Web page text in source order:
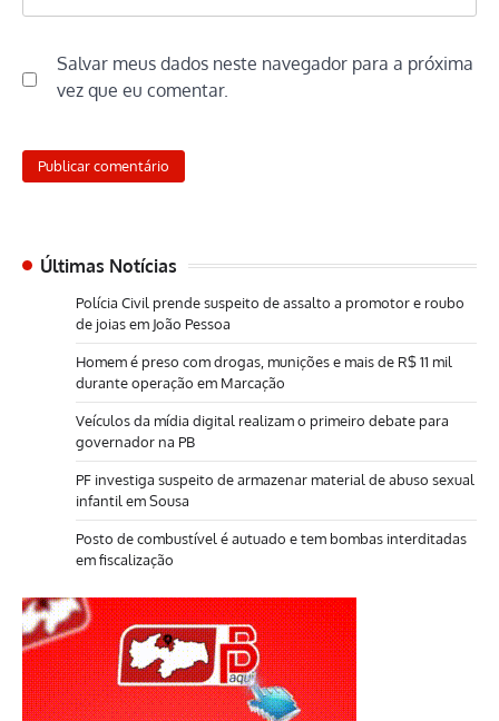
Salvar meus dados neste navegador para a próxima
vez que eu comentar.
Últimas Notícias
Polícia Civil prende suspeito de assalto a promotor e roubo
de joias em João Pessoa
Homem é preso com drogas, munições e mais de R$ 11 mil
durante operação em Marcação
Veículos da mídia digital realizam o primeiro debate para
governador na PB
PF investiga suspeito de armazenar material de abuso sexual
infantil em Sousa
Posto de combustível é autuado e tem bombas interditadas
em fiscalização